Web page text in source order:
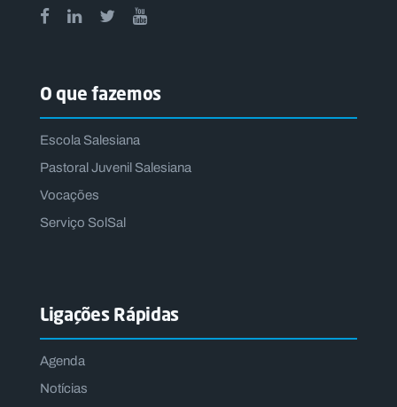
O que fazemos
Escola Salesiana
Pastoral Juvenil Salesiana
Vocações
Serviço SolSal
Ligações Rápidas
Agenda
Notícias